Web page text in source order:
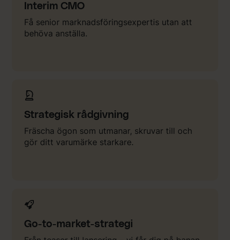
Interim CMO
Få senior marknadsföringsexpertis utan att
behöva anställa.
Strategisk rådgivning
Fräscha ögon som utmanar, skruvar till och
gör ditt varumärke starkare.
Go-to-market-strategi